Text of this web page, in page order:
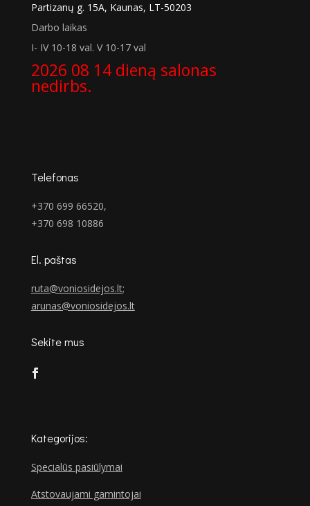
Partizanų g. 15A, Kaunas, LT-50203
Darbo laikas
I- IV 10-18 val. V 10-17 val
2026 08 14 dieną salonas
nedirbs.
Telefonas
+370 699 66520,
+370 698 10886
El. paštas
ruta@voniosidejos.lt;
arunas@voniosidejos.lt
Sekite mus
Kategorijos:
Specialūs pasiūlymai
Atstovaujami gamintojai